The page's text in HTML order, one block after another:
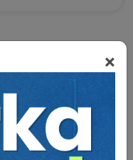
×
Kongreler /
Hukuk
Yazar